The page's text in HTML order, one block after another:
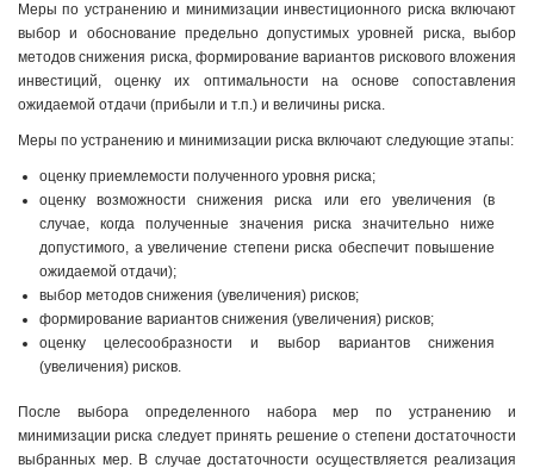
Меры по устранению и минимизации инвестиционного риска включают
выбор и обоснование предельно допустимых уровней риска, выбор
методов снижения риска, формирование вариантов рискового вложения
инвестиций, оценку их оптимальности на основе сопоставления
ожидаемой отдачи (прибыли и т.п.) и величины риска.
Меры по устранению и минимизации риска включают следующие этапы:
оценку приемлемости полученного уровня риска;
оценку возможности снижения риска или его увеличения (в
случае, когда полученные значения риска значительно ниже
допустимого, а увеличение степени риска обеспечит повышение
ожидаемой отдачи);
выбор методов снижения (увеличения) рисков;
формирование вариантов снижения (увеличения) рисков;
оценку целесообразности и выбор вариантов снижения
(увеличения) рисков.
После выбора определенного набора мер по устранению и
минимизации риска следует принять решение о степени достаточности
выбранных мер. В случае достаточности осуществляется реализация